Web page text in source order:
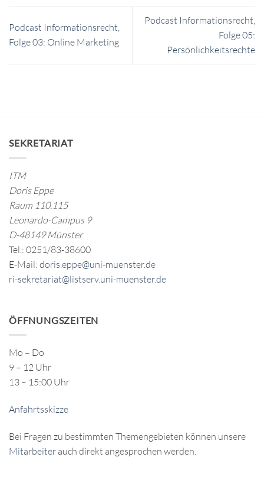
Podcast Informationsrecht,
Folge 03: Online Marketing
Podcast Informationsrecht,
Folge 05:
Persönlichkeitsrechte
SEKRETARIAT
ITM
Doris Eppe
Raum 110.115
Leonardo-Campus 9
D-48149 Münster
Tel.: 0251/83-38600
E-Mail: doris.eppe@uni-muenster.de
ri-sekretariat@listserv.uni-muenster.de
ÖFFNUNGSZEITEN
Mo – Do
9 – 12 Uhr
13 – 15:00 Uhr
Anfahrtsskizze
Bei Fragen zu bestimmten Themengebieten können unsere
Mitarbeiter auch direkt angesprochen werden.